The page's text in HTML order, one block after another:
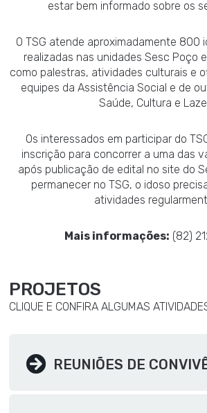
estar bem informado sobre os
O TSG atende aproximadamente 800
realizadas nas unidades Sesc Poço
como palestras, atividades culturais e
equipes da Assistência Social e de
Saúde, Cultura e
Os interessados em participar do
inscrição para concorrer a uma das
após publicação de edital no site do
permanecer no TSG, o idoso
atividades
Mais informações: (82)
PROJETOS
CLIQUE E CONFIRA ALGUMAS
REUNIÕES DE